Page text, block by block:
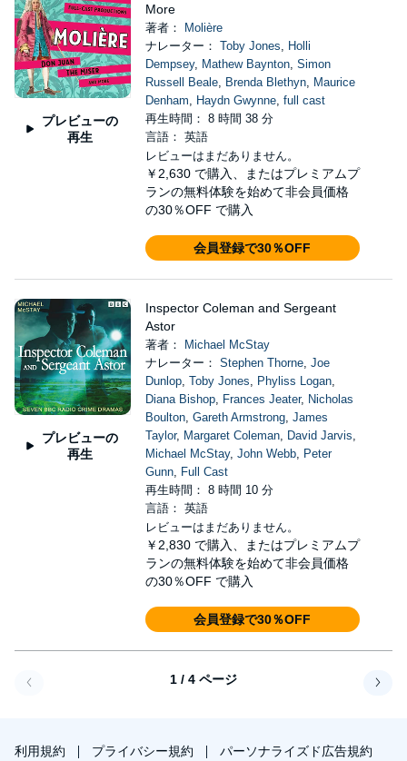
プレビューの
再生
More
著者：
Molière
ナレーター： Toby Jones
Holli
Dempsey, Mathew Baynton, Simon
Russell Beale, Brenda Blethyn,
Maurice
Denham
Haydn Gwynne, full cast
再生時間： 8 時間 38 分
言語： 英語
レビューはまだありません。
￥2,630 で購入、またはプレミアムプ
ランの無料体験を始めて非会員価格
の30％OFF で購入
会員登録で30％OFF
プレビューの
再生
Inspector Coleman and Sergeant
Astor
著者：
Michael McStay
ナレーター： Stephen Thorne, Joe
Dunlop, Toby Jones Phyliss Logan,
Diana Bishop, Frances Jeater, Nicholas
Boulton, Gareth Armstrong, James
Taylor, Margaret Coleman, David Jarvis
Michael McStay, John Webb,
Peter
Gunn,
Full Cast
再生時間： 8 時間 10 分
言語： 英語
レビューはまだありません。
￥2,830 で購入、またはプレミアムプ
ランの無料体験を始めて非会員価格
の30％OFF で購入
会員登録で30％OFF
1 / 4 ページ
利用規約 プライバシー規約 パーソナライズド広告規約